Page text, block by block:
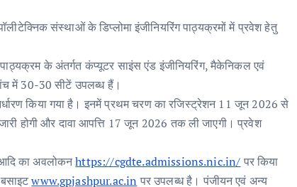
संस्थाओं के डिप्लोमा इंजीनियरिंग पाठ्यक्रमों में प्रवेश हेतु
के अंतर्गत कंप्यूटर साइंस एंड इंजीनियरिंग, मैकेनिकल एवं
में 30-30 सीटें उपलब्ध हैं।
किया गया है। इनमें प्रथम चरण का रजिस्ट्रेशन 11 जून 2026 से
होगी और दावा आपत्ति 17 जून 2026 तक ली जाएगी। प्रवेश
का अवलोकनhttps://cgdte.admissions.nic.in/ पर किया
www.gpjashpur.ac.in पर उपलब्ध है। पंजीयन एवं अन्य